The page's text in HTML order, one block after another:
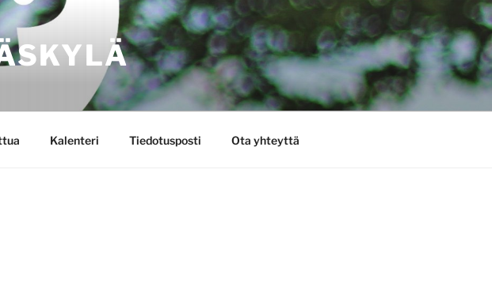
Kalenteri Tiedotusposti Ota yhteyttä